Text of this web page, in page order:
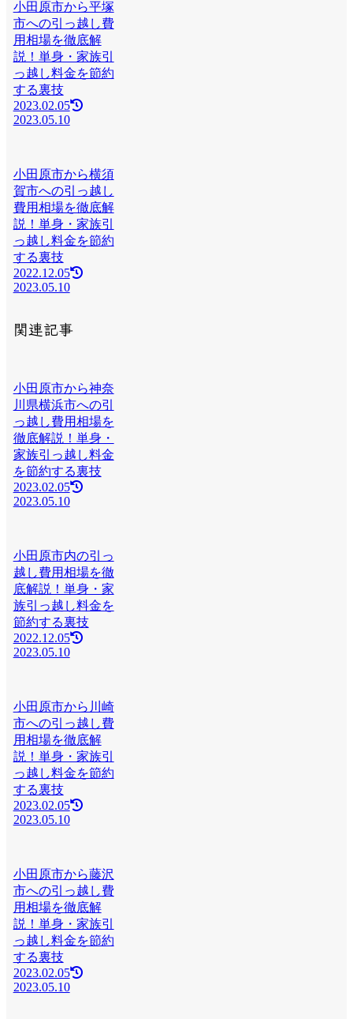
小田原市から平塚
市への引っ越し費
用相場を徹底解
説！単身・家族引
っ越し料金を節約
する裏技
2023.02.05
2023.05.10
小田原市から横須
賀市への引っ越し
費用相場を徹底解
説！単身・家族引
っ越し料金を節約
する裏技
2022.12.05
2023.05.10
関連記事
小田原市から神奈
川県横浜市への引
っ越し費用相場を
徹底解説！単身・
家族引っ越し料金
を節約する裏技
2023.02.05
2023.05.10
小田原市内の引っ
越し費用相場を徹
底解説！単身・家
族引っ越し料金を
節約する裏技
2022.12.05
2023.05.10
小田原市から川崎
市への引っ越し費
用相場を徹底解
説！単身・家族引
っ越し料金を節約
する裏技
2023.02.05
2023.05.10
小田原市から藤沢
市への引っ越し費
用相場を徹底解
説！単身・家族引
っ越し料金を節約
する裏技
2023.02.05
2023.05.10